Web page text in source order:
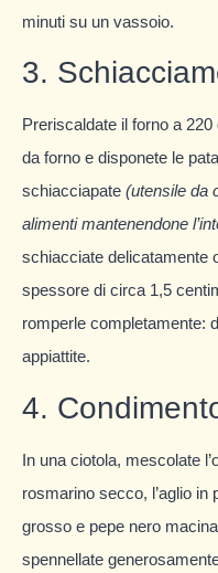
minuti su un vassoio.
3.
Preriscaldate il forno a
da forno e disponete le
schiacciapate (utensile da
alimenti mantenendone
schiacciate delicatamente
spessore di circa 1,5
romperle completamente:
appiattite.
4.
In una ciotola, mescolate
rosmarino secco, l’aglio
grosso e pepe nero
spennellate